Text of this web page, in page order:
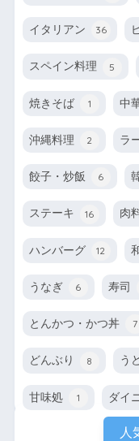
イタリアン 36
スペイン料理 5
焼きそば 1 中
沖縄料理 2 ラ
餃子・炒飯 6
ステーキ 16 肉
ハンバーグ 12
うなぎ 6 寿司
とんかつ・かつ丼 7
どんぶり 8 う
甘味処 1 ダイ
人